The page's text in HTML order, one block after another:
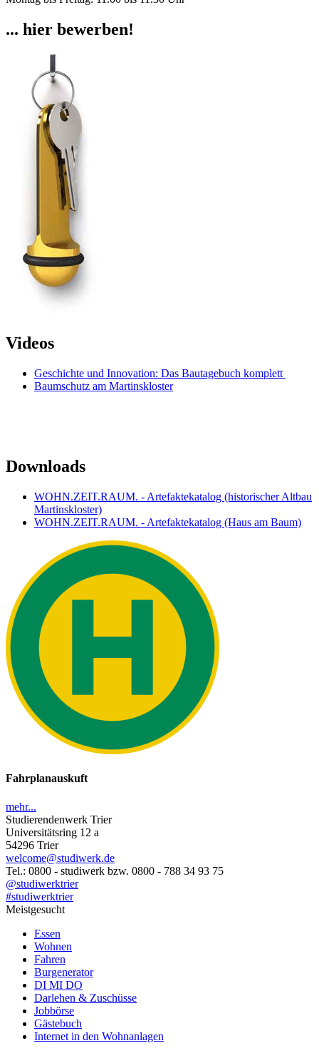
... hier bewerben!
Videos
Geschichte und Innovation: Das Bautagebuch komplett
Baumschutz am Martinskloster
Downloads
WOHN.ZEIT.RAUM. - Artefaktekatalog (historischer Altbau
Martinskloster)
WOHN.ZEIT.RAUM. - Artefaktekatalog (Haus am Baum)
Fahrplanauskuft
mehr...
Studierendenwerk Trier
Universitätsring 12 a
54296 Trier
welcome@studiwerk.de
Tel.: 0800 - studiwerk bzw. 0800 - 788 34 93 75
@studiwerktrier
#studiwerktrier
Meistgesucht
Essen
Wohnen
Fahren
Burgenerator
DI MI DO
Darlehen & Zuschüsse
Jobbörse
Gästebuch
Internet in den Wohnanlagen